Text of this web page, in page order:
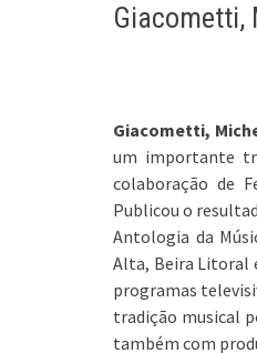
Giacometti,
Giacometti,
um importante
colaboração de
Publicou o
Antologia da
Alta, Beira Litoral
programas
tradição musical
também com